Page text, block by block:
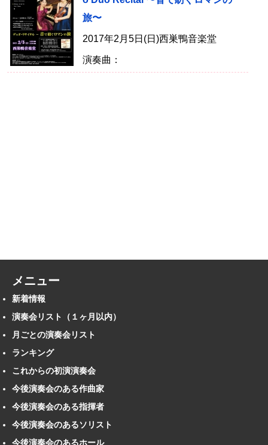
旅〜
2017年2月5日(日)西巣鴨音楽堂
演奏曲：
メニュー
新着情報
演奏会リスト（１ヶ月以内）
月ごとの演奏会リスト
ランキング
これからの初演演奏会
今後演奏会のある作曲家
今後演奏会のある指揮者
今後演奏会のあるソリスト
今後演奏会のあるホール